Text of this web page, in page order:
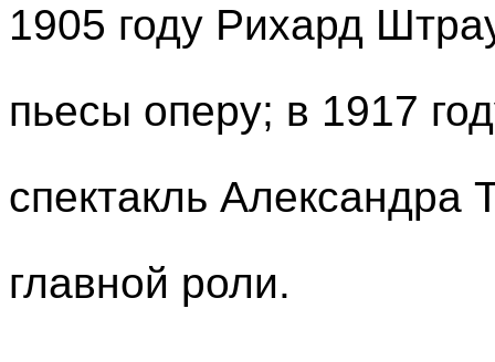
1905 году Рихард
пьесы оперу; в 1917
спектакль Александра
главной роли.